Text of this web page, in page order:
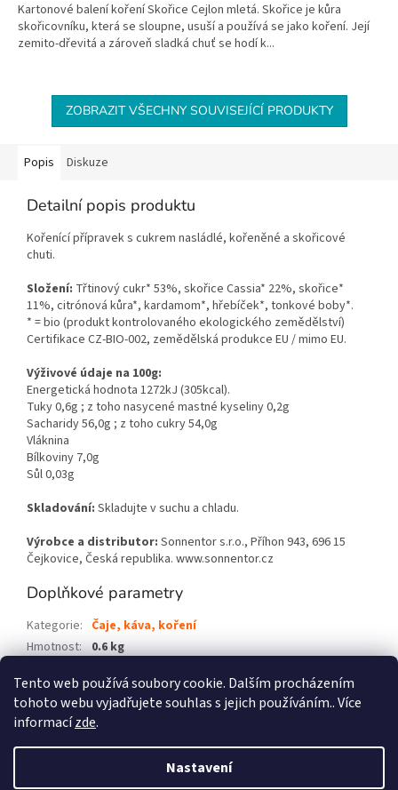
Tento web používá soubory cookie. Dalším procházením
tohoto webu vyjadřujete souhlas s jejich používáním.. Více
informacízde.
Nastavení
!!! UPOZORNĚNÍ !!! Vážení zákazníci, děkujeme, že máte zájem u nás
Kartonové balení koření Skořice Cejlon mletá. Skořice je kůra
skořicovníku, která se sloupne, usuší a používá se jako koření. Její
zemito-dřevitá a zároveň sladká chuť se hodí k...
ZOBRAZIT VŠECHNY SOUVISEJÍCÍ PRODUKTY
Popis Diskuze
Detailní popis produktu
Kořenící přípravek s cukrem nasládlé, kořeněné a skořicové
chuti.
Složení: Třtinový cukr* 53%, skořice Cassia* 22%, skořice*
11%, citrónová kůra*, kardamom*, hřebíček*, tonkové boby*.
* = bio (produkt kontrolovaného ekologického zemědělství)
Certifikace CZ-BIO-002, zemědělská produkce EU / mimo EU.
Výživové údaje na 100g:
Energetická hodnota 1272kJ (305kcal).
Tuky 0,6g ; z toho nasycené mastné kyseliny 0,2g
Sacharidy 56,0g ; z toho cukry 54,0g
Vláknina
Bílkoviny 7,0g
Sůl 0,03g
Skladování: Skladujte v suchu a chladu.
Výrobce a distributor: Sonnentor s.r.o., Příhon 943, 696 15
Čejkovice, Česká republika. www.sonnentor.cz
Doplňkové parametry
Kategorie: Čaje, káva, koření
Hmotnost: 0.6 kg